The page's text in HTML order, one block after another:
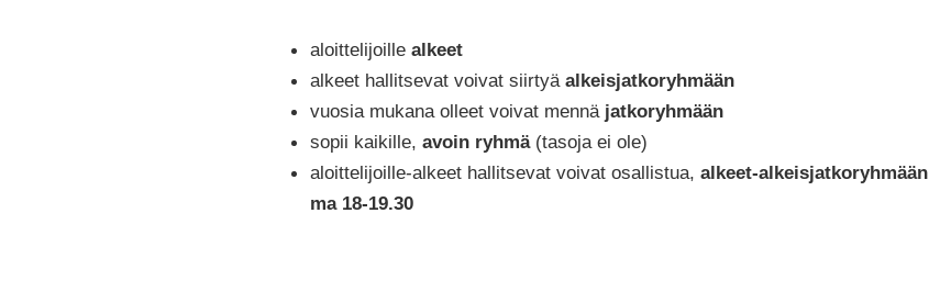
aloittelijoille alkeet
alkeet hallitsevat voivat siirtyä alkeisjatkoryhmään
vuosia mukana olleet voivat mennä jatkoryhmään
sopii kaikille, avoin ryhmä(tasoja ei ole)
aloittelijoille-alkeet hallitsevat voivat osallistua, alkeet-alkeisjatkoryhmään
ma 18-19.30